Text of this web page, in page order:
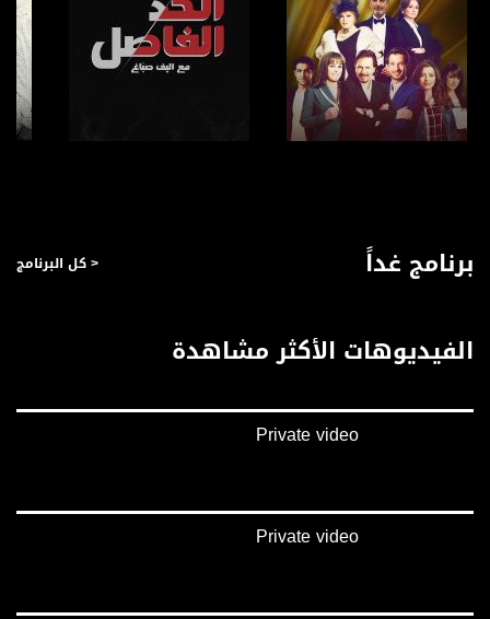
برنامج غداً < كل البرنامج
الفيديوهات الأكثر مشاهدة
Private video
Private video